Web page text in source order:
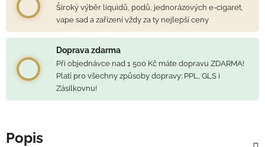
Široký výběr liquidů, podů, jednorázových e-cigaret,
vape sad a zařízení vždy za ty nejlepší ceny
Doprava zdarma
Při objednávce nad 1 500 Kč máte dopravu ZDARMA!
Platí pro všechny způsoby dopravy: PPL, GLS i
Zásilkovnu!
Popis